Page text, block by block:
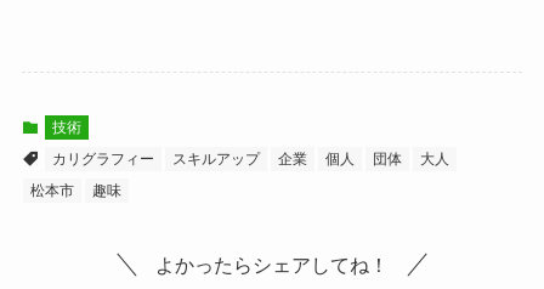
技術
カリグラフィー
スキルアップ 企業 個人 団体
大人
松本市
趣味
よかったらシェアしてね！